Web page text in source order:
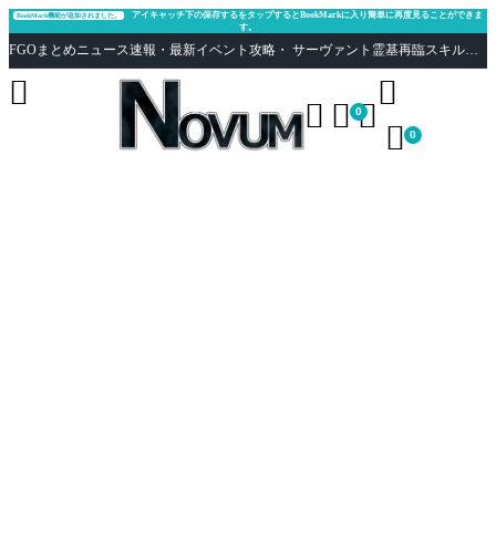
BookMark機能が追加されました。
アイキャッチ下の保存するをタップするとBookMarkに入り簡単に再度見ることができま
す。
FGOまとめニュース速報・最新イベント攻略・ サーヴァント霊基再臨スキル性能評価まとめ Fate/Grand Order
  0

 0
